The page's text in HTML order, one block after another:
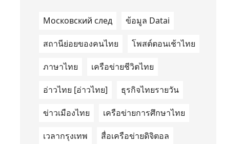
Московский след ข้อมูล Datai
สถานีย่อยของคนไทย โพสต์ตอนเช้าไทย
ภาษาไทย เครือข่ายชีวิตไทย
อ่าวไทย [อ่าวไทย] ธุรกิจไทยรายวัน
ข่าวเมืองไทย เครือข่ายการศึกษาไทย
เวลากรุงเทพ สื่อเครือข่ายดิจิตอล